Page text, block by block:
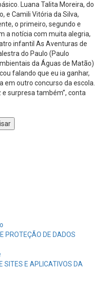
Luana Talita Moreira, do
e Camili Vitória da Silva,
o primeiro, segundo e
a notícia com muita alegria,
infantil As Aventuras de
do Paulo (Paulo
da Águas de Matão)
falando que eu ia ganhar,
em outro concurso da escola.
surpresa também”, conta
PROTEÇÃO DE DADOS
SITES E APLICATIVOS DA